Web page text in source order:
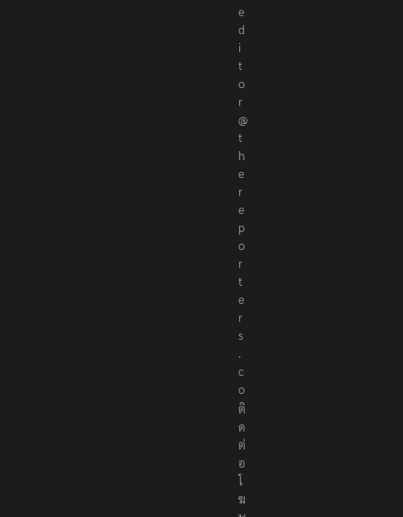
ที่
e
d
i
t
o
r
@
t
h
e
r
e
p
o
r
t
e
r
s
.
c
o
ติ
ด
ต่
อ
โ